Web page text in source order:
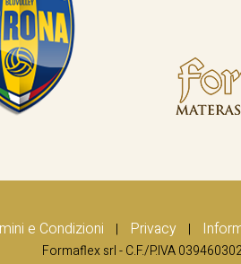
e Condizioni | Privacy |
Formaflex srl - C.F./P.IVA